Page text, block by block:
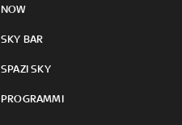
NOW
SKY BAR
SPAZI SKY
PROGRAMMI